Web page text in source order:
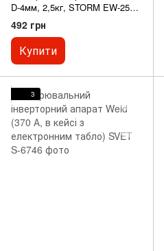
D-4мм, 2,5кг, STORM EW-2540
відмінна якість
492 грн
Купити
3